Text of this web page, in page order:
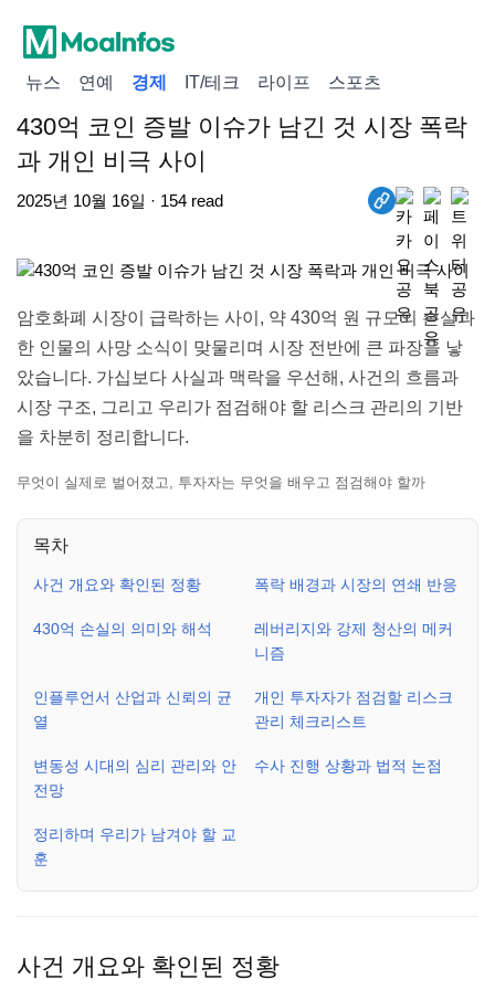
뉴스 연예 경제 IT/테크 라이프 스포츠
430억 코인 증발 이슈가 남긴 것 시장 폭락
과 개인 비극 사이
2025년 10월 16일 · 154 read
암호화폐 시장이 급락하는 사이, 약 430억 원 규모의 손실과
한 인물의 사망 소식이 맞물리며 시장 전반에 큰 파장을 낳
았습니다. 가십보다 사실과 맥락을 우선해, 사건의 흐름과
시장 구조, 그리고 우리가 점검해야 할 리스크 관리의 기반
을 차분히 정리합니다.
무엇이 실제로 벌어졌고, 투자자는 무엇을 배우고 점검해야 할까
목차
사건 개요와 확인된 정황 폭락 배경과 시장의 연쇄 반응
430억 손실의 의미와 해석
레버리지와 강제 청산의 메커
니즘
인플루언서 산업과 신뢰의 균
열
개인 투자자가 점검할 리스크
관리 체크리스트
변동성 시대의 심리 관리와 안
전망
수사 진행 상황과 법적 논점
정리하며 우리가 남겨야 할 교
훈
사건 개요와 확인된 정황